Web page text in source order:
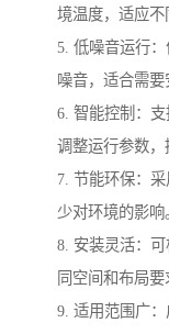
境温度，适应不
5. 低噪音运行
噪音，适合需要
6. 智能控制：
调整运行参数，
7. 节能环保：
少对环境的影响
8. 安装灵活：
同空间和布局要
9. 适用范围广